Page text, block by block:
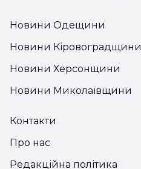
Новини Одещини
Новини Кіровоградщини
Новини Херсонщини
Новини Миколаївщини
Контакти
Про нас
Редакційна політика